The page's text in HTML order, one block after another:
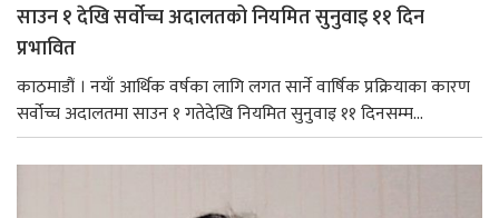
साउन १ देखि सर्वोच्च अदालतको नियमित सुनुवाइ ११ दिन
प्रभावित
काठमाडौं । नयाँ आर्थिक वर्षका लागि लगत सार्ने वार्षिक प्रक्रियाका कारण
सर्वोच्च अदालतमा साउन १ गतेदेखि नियमित सुनुवाइ ११ दिनसम्म...